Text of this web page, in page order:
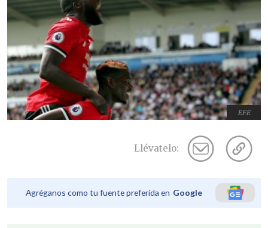
EFE
Llévatelo:
Agréganos como tu fuente preferida en Google